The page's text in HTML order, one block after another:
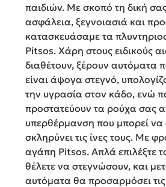
παιδιών. Με σκοπό τη δική
ασφάλεια, ξεγνοιασιά και
κατασκευάσαμε τα
Pitsos. Χάρη στους ειδικούς
διαθέτουν, ξέρουν αυτόματα
είναι άψογα στεγνό,
την υγρασία στον κάδο, ενώ
προστατεύουν τα ρούχα σας
υπερθέρμανση που μπορεί να
σκληρύνει τις ίνες τους. Με
αγάπη Pitsos. Απλά επιλέξτε
θέλετε να στεγνώσουν, και
αυτόματα θα προσαρμόσει τις